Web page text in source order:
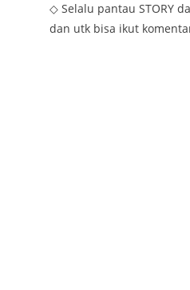
◇ Selalu pantau STORY
dan utk bisa ikut